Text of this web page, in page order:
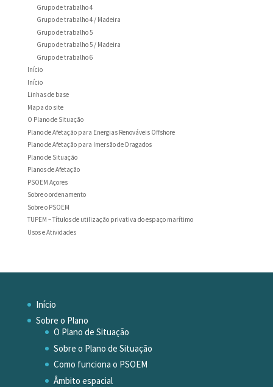
Grupo de trabalho 4
Grupo de trabalho 4 / Madeira
Grupo de trabalho 5
Grupo de trabalho 5 / Madeira
Grupo de trabalho 6
Início
Início
Linhas de base
Mapa do site
O Plano de Situação
Plano de Afetação para Energias Renováveis Offshore
Plano de Afetação para Imersão de Dragados
Plano de Situação
Planos de Afetação
PSOEM Açores
Sobre o ordenamento
Sobre o PSOEM
TUPEM – Títulos de utilização privativa do espaço marítimo
Usos e Atividades
Início
Sobre o Plano
O Plano de Situação
Sobre o Plano de Situação
Como funciona o PSOEM
Âmbito espacial